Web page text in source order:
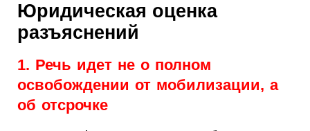
Юридическая оценка
разъяснений
1. Речь идет не о полном
освобождении от мобилизации, а
об отсрочке